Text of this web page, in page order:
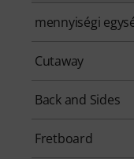
mennyiségi
Cutaway
Back and Sides
Fretboard